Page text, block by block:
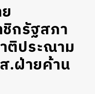
ชิกรัฐสภา
ติประณาม
.ฝ่ายค้าน